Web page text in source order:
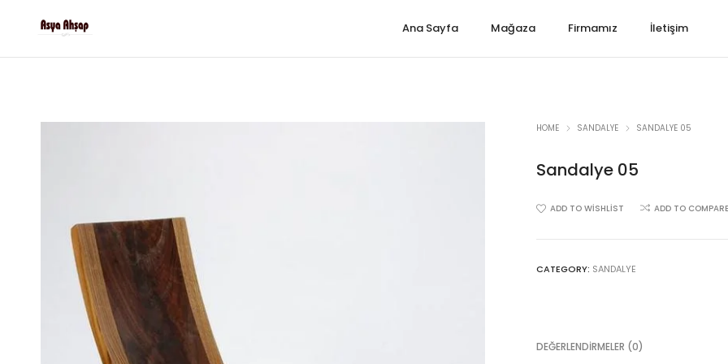
Ana Sayfa Mağaza Firmamız İletişim
HOME SANDALYE SANDALYE 05
Sandalye 05
ADD TO WISHLIST ADD TO COMPARE
CATEGORY: SANDALYE
DEĞERLENDIRMELER (0)